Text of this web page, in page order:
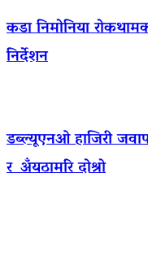
कडा निमोनिया
निर्देशन
डब्ल्यूएनओ हाजिरी
र अँयठामरि दोश्रो